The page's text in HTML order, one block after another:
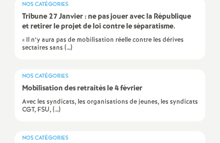
e
i
n
NOS CATÉGORIES
Tribune 27 Janvier : ne pas jouer avec la République
et retirer le projet de loi contre le séparatisme.
« Il n’y aura pas de mobilisation réelle contre les dérives
sectaires sans (…)
NOS CATÉGORIES
Mobilisation des retraités le 4 février
Avec les syndicats, les organisations de jeunes, les syndicats
CGT, FSU, (…)
NOS CATÉGORIES